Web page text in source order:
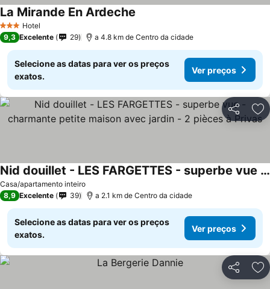
3 EstrelasHotel
La Mirande En Ardeche
9,3 Excelente 29 a 4.8 km de Centro da cidade
Selecione as datas para ver os preços
exatos.
Ver preços
Partilhar
Casa/apartamento inteiro
Nid douillet - LES FARGETTES - superbe vue - charmante petite maison avec jardin - 2 pièces à Privas
8,9 Excelente 39 a 2.1 km de Centro da cidade
Selecione as datas para ver os preços
exatos.
Ver preços
Partilhar